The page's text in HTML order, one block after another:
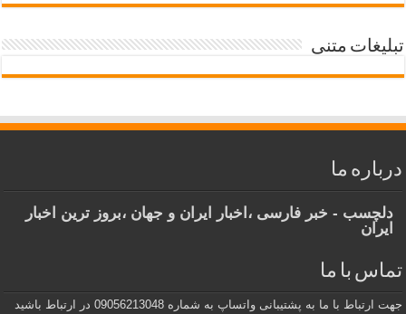
تبلیغات متنی
درباره ما
دلچسب - خبر فارسی ،اخبار ایران و جهان ،بروز ترین اخبار
ایران
تماس با ما
جهت ارتباط با ما به پشتیبانی واتساپ به شماره 09056213048 در ارتباط باشید